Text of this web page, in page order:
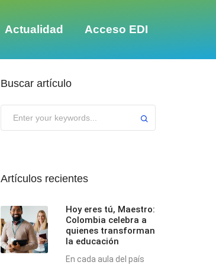
Actualidad Acceso EDI
Buscar artículo
Artículos recientes
Hoy eres tú, Maestro:
Colombia celebra a
quienes transforman
la educación
En cada aula del país